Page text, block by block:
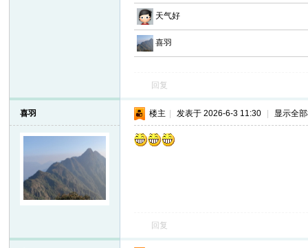
天气好
喜羽
回复
喜羽 楼主 发表于 2026-6-3 11:30 显示全
回复